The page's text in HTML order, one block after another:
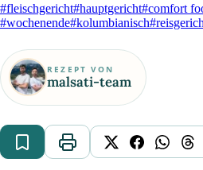
#fleischgericht#hauptgericht#comfort
#wochenende#kolumbianisch
REZEPT VON
malsati-team